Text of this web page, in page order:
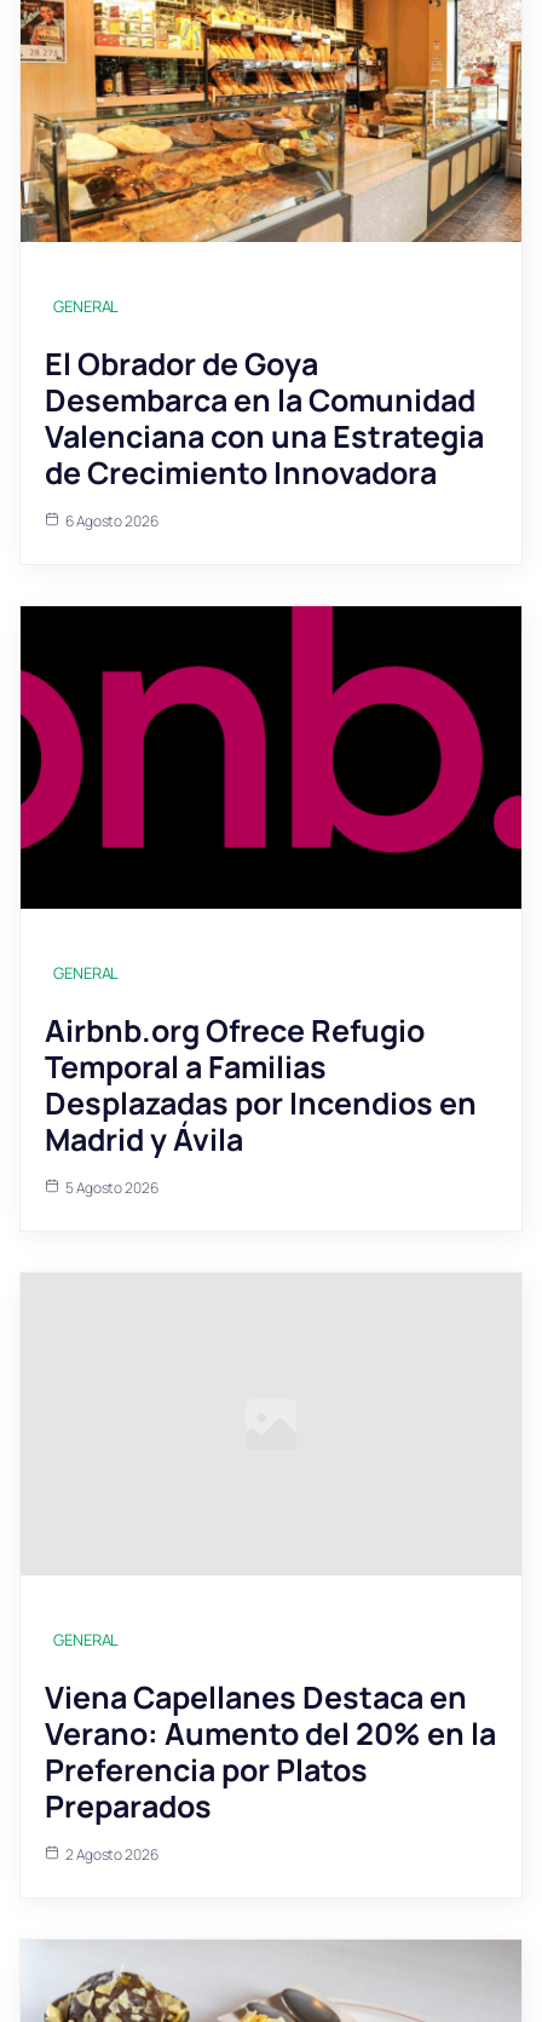
GENERAL
El Obrador de Goya
Desembarca en la Comunidad
Valenciana con una Estrategia
de Crecimiento Innovadora
6 Agosto 2026
GENERAL
Airbnb.org Ofrece Refugio
Temporal a Familias
Desplazadas por Incendios en
Madrid y Ávila
5 Agosto 2026
GENERAL
Viena Capellanes Destaca en
Verano: Aumento del 20% en la
Preferencia por Platos
Preparados
2 Agosto 2026